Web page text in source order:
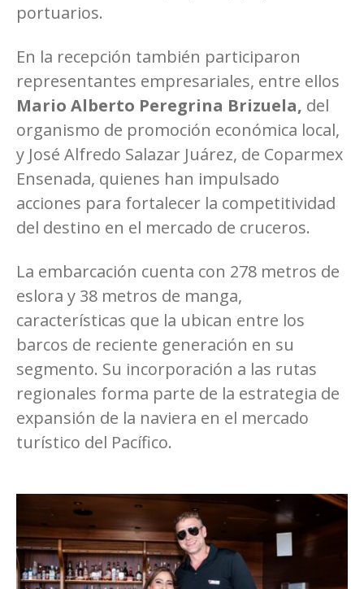
portuarios.
En la recepción también participaron
representantes empresariales, entre ellos
Mario Alberto Peregrina Brizuela, del
organismo de promoción económica local,
y José Alfredo Salazar Juárez, de Coparmex
Ensenada, quienes han impulsado
acciones para fortalecer la competitividad
del destino en el mercado de cruceros.
La embarcación cuenta con 278 metros de
eslora y 38 metros de manga,
características que la ubican entre los
barcos de reciente generación en su
segmento. Su incorporación a las rutas
regionales forma parte de la estrategia de
expansión de la naviera en el mercado
turístico del Pacífico.